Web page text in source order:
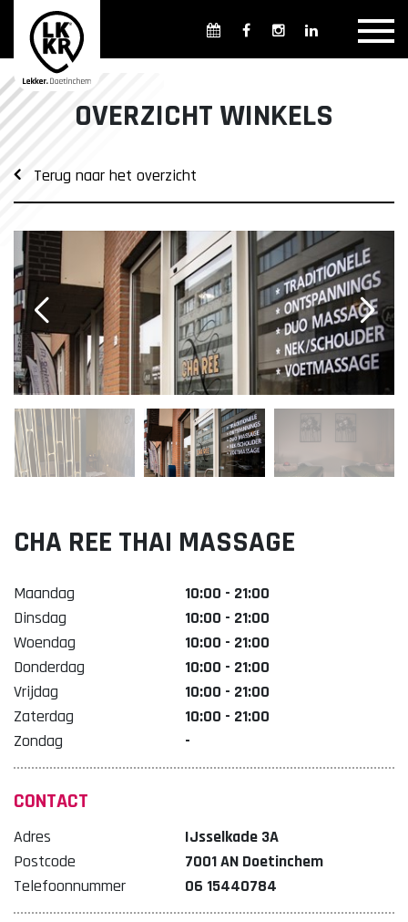
Overzicht winkels
Openingsdagen en -tijden
Weekmarkten
Overzicht Cultuur & Musea
Parkeren in Doetinchem
Openbaar vervoer
Gratis Shuttle
FAQ
Organisatie Binnenstadbedrijf Doetinchem
OVERZICHT WINKELS
Terug naar het overzicht
CHA REE THAI MASSAGE
Maandag
10:00 - 21:00
Dinsdag
10:00 - 21:00
Woendag
10:00 - 21:00
Donderdag
10:00 - 21:00
Vrijdag
10:00 - 21:00
Zaterdag
10:00 - 21:00
Zondag
-
CONTACT
Adres
IJsselkade 3A
Postcode
7001 AN Doetinchem
Telefoonnummer
06 15440784